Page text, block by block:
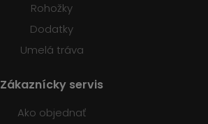
Rohožky
Dodatky
Umelá tráva
Zákaznícky servis
Ako objednať